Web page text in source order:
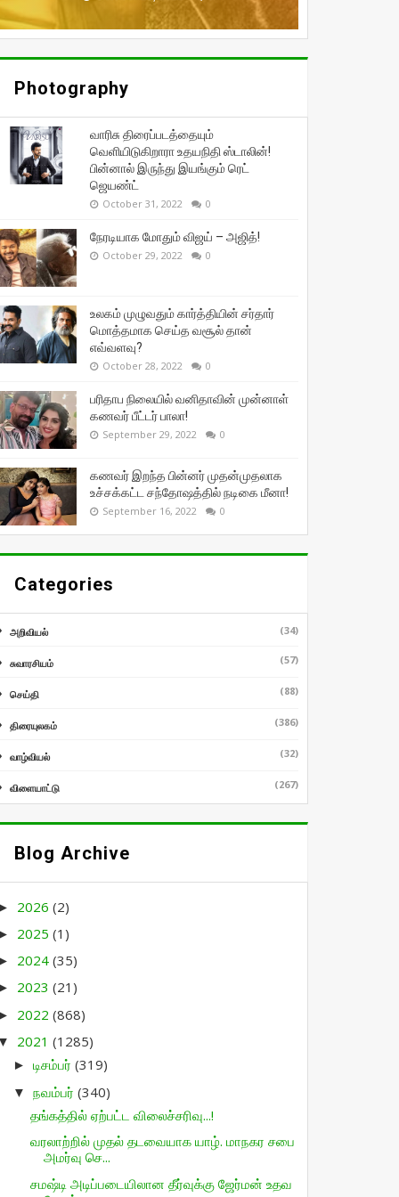
Photography
வாரிசு திரைப்படத்தையும்
வெளியிடுகிறாரா உதயநிதி ஸ்டாலின்!
பின்னால் இருந்து இயங்கும் ரெட்
ஜெயண்ட்
October 31, 2022 0
நேரடியாக மோதும் விஜய் – அஜித்!
October 29, 2022 0
உலகம் முழுவதும் கார்த்தியின் சர்தார்
மொத்தமாக செய்த வசூல் தான்
எவ்வளவு?
October 28, 2022 0
பரிதாப நிலையில் வனிதாவின் முன்னாள்
கணவர் பீட்டர் பாலா!
September 29, 2022 0
கணவர் இறந்த பின்னர் முதன்முதலாக
உச்சக்கட்ட சந்தோஷத்தில் நடிகை மீனா!
September 16, 2022 0
Categories
அறிவியல் (34)
சுவாரசியம் (57)
செய்தி (88)
திரையுலகம் (386)
வாழ்வியல் (32)
விளையாட்டு (267)
Blog Archive
► 2026(2)
► 2025(1)
► 2024(35)
► 2023(21)
► 2022(868)
▼ 2021(1285)
►டிசம்பர்(319)
▼நவம்பர்(340)
தங்கத்தில் ஏற்பட்ட விலைச்சரிவு...!
வரலாற்றில் முதல் தடவையாக யாழ். மாநகர சபை
அமர்வு செ...
சமஷ்டி அடிப்படையிலான தீர்வுக்கு ஜேர்மன் உதவ